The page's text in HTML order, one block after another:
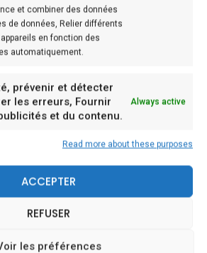
et combiner des données
de données, Relier différents
en fonction des
automatiquement.
prévenir et détecter
les erreurs, Fournir
et du contenu.
Always active
Read more about these purposes
ACCEPTER
REFUSER
les préférences
Secouer la casserole et
complètement.
Ajouter également les
(romarin et laurier). Cuire à
pendant une heure en
en temps.
les pommes de terre et les
la même taille que les morceaux
dans un bol avec de l’eau